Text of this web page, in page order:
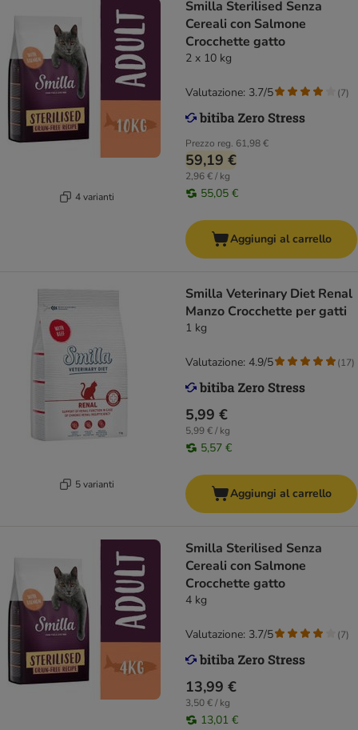
4 varianti
Smilla Sterilised Senza
Cereali con Salmone
Crocchette gatto
2 x 10 kg
Prezzo reg. 61,98 €
59,19 €
2,96 € / kg
55,05 €
Valutazione: 3.7/5 (7)
Aggiungi al carrello
5 varianti
Smilla Veterinary Diet Renal
Manzo Crocchette per gatti
1 kg
5,99 €
5,99 € / kg
5,57 €
Valutazione: 4.9/5 (17)
Aggiungi al carrello
Smilla Sterilised Senza
Cereali con Salmone
Crocchette gatto
4 kg
13,99 €
3,50 € / kg
13,01 €
Valutazione: 3.7/5 (7)